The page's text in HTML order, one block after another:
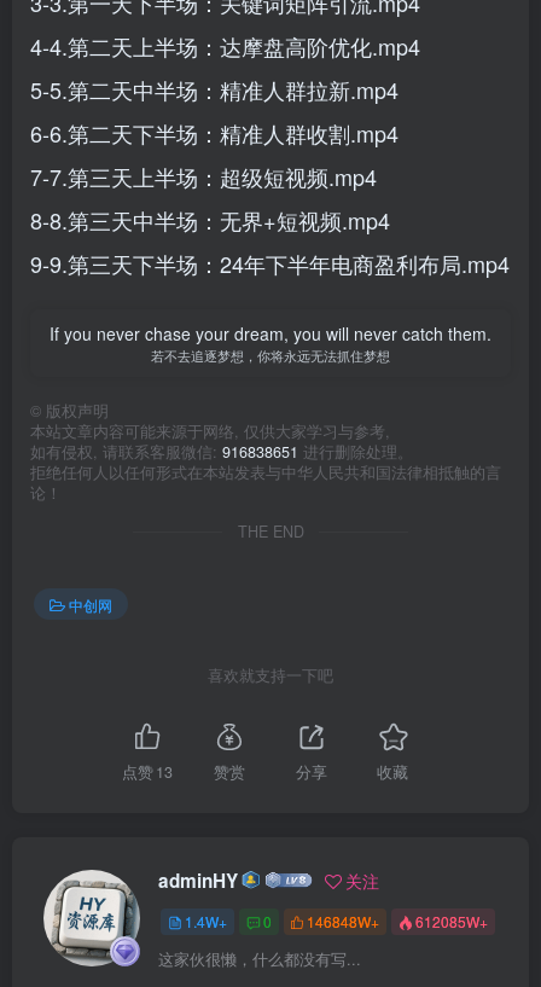
4-4.第二天上半场：达摩盘高阶优化.mp4
5-5.第二天中半场：精准人群拉新.mp4
6-6.第二天下半场：精准人群收割.mp4
7-7.第三天上半场：超级短视频.mp4
8-8.第三天中半场：无界+短视频.mp4
9-9.第三天下半场：24年下半年电商盈利布局.mp4
If you never chase your dream, you will never catch them.
若不去追逐梦想，你将永远无法抓住梦想
© 版权声明
本站文章内容可能来源于网络, 仅供大家学习与参考,
如有侵权, 请联系客服微信: 916838651 进行删除处理。
拒绝任何人以任何形式在本站发表与中华人民共和国法律相抵触的言
论！
THE END
中创网
喜欢就支持一下吧
点赞13 赞赏 分享 收藏
adminHY 关注
1.4W+ 0 146848W+ 612085W+
这家伙很懒，什么都没有写...